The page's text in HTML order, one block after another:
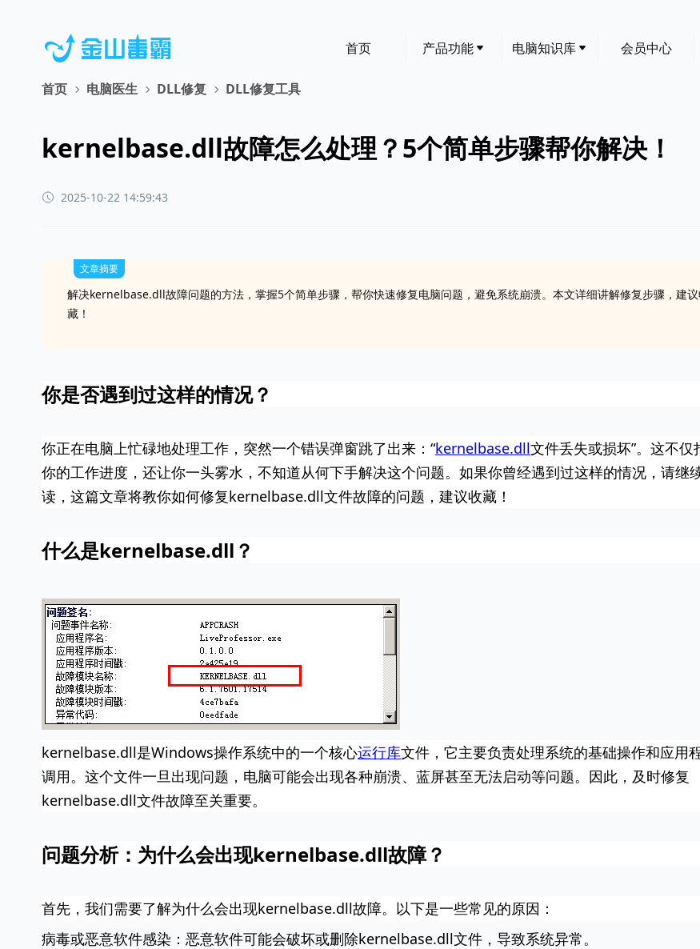
首页 产品功能 电脑知识库 会员中心
首页 电脑医生 DLL修复 DLL修复工具
kernelbase.dll故障怎么处理？5个简单步骤帮你解决！
2025-10-22 14:59:43
文章摘要
解决kernelbase.dll故障问题的方法，掌握5个简单步骤，帮你快速修复电脑问题，避免系统崩溃。本文详细讲解修复步骤，建
藏！
你是否遇到过这样的情况？
你正在电脑上忙碌地处理工作，突然一个错误弹窗跳了出来：“kernelbase.dll文件丢失或损坏”。这不仅
你的工作进度，还让你一头雾水，不知道从何下手解决这个问题。如果你曾经遇到过这样的情况，请继
读，这篇文章将教你如何修复kernelbase.dll文件故障的问题，建议收藏！
什么是kernelbase.dll？
kernelbase.dll是Windows操作系统中的一个核心运行库文件，它主要负责处理系统的基础操作和应用
调用。这个文件一旦出现问题，电脑可能会出现各种崩溃、蓝屏甚至无法启动等问题。因此，及时修复
kernelbase.dll文件故障至关重要。
问题分析：为什么会出现kernelbase.dll故障？
首先，我们需要了解为什么会出现kernelbase.dll故障。以下是一些常见的原因：
病毒或恶意软件感染：恶意软件可能会破坏或删除kernelbase.dll文件，导致系统异常。